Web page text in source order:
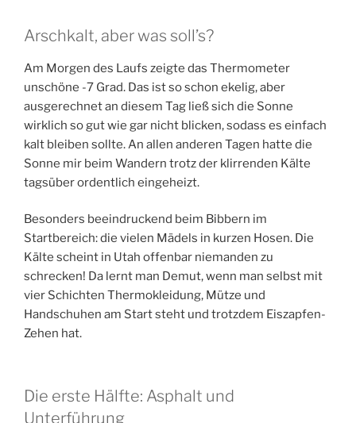
Arschkalt, aber was soll’s?
Am Morgen des Laufs zeigte das Thermometer
unschöne -7 Grad. Das ist so schon ekelig, aber
ausgerechnet an diesem Tag ließ sich die Sonne
wirklich so gut wie gar nicht blicken, sodass es einfach
kalt bleiben sollte. An allen anderen Tagen hatte die
Sonne mir beim Wandern trotz der klirrenden Kälte
tagsüber ordentlich eingeheizt.
Besonders beeindruckend beim Bibbern im
Startbereich: die vielen Mädels in kurzen Hosen. Die
Kälte scheint in Utah offenbar niemanden zu
schrecken! Da lernt man Demut, wenn man selbst mit
vier Schichten Thermokleidung, Mütze und
Handschuhen am Start steht und trotzdem Eiszapfen-
Zehen hat.
Die erste Hälfte: Asphalt und
Unterführung